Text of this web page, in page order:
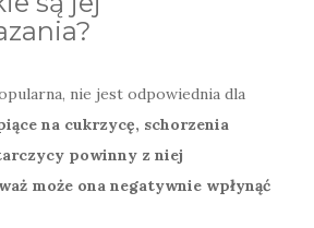
nie jest odpowiednia dla
na cukrzycę, schorzenia
powinny z niej
może ona negatywnie wpłynąć